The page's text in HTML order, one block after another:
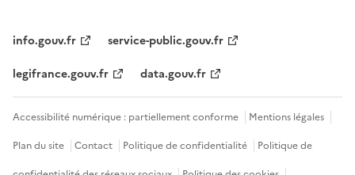
info.gouv.fr
service-public.gouv.fr
legifrance.gouv.fr
data.gouv.fr
Accessibilité numérique : partiellement conforme
Mentions légales
Plan du site
Contact Politique de confidentialité
Politique de